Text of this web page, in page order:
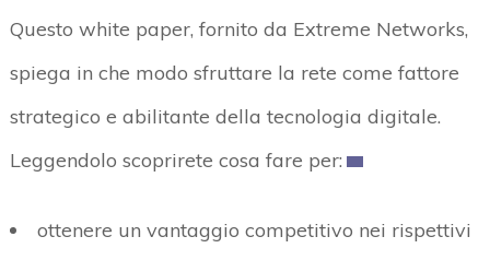
Questo white paper, fornito da Extreme Networks,
spiega in che modo sfruttare la rete come fattore
strategico e abilitante della tecnologia digitale.
Leggendolo scoprirete cosa fare per:
ottenere un vantaggio competitivo nei rispettivi